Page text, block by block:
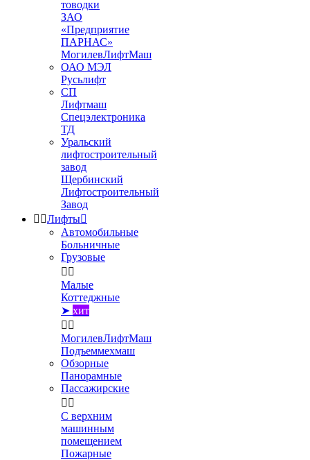
товодки
ЗАО
«Предприятие
ПАРНАС»
МогилевЛифтМаш
ОАО МЭЛ
Русьлифт
СП
Лифтмаш
Спецэлектроника
ТД
Уральский
лифтостроительный
завод
Щербинский
Лифтостроительный
Завод
 Лифты
Автомобильные
Больничные
Грузовые
 
Малые
Коттеджные
➤ хит
 
МогилевЛифтМаш
Подъеммехмаш
Обзорные
Панорамные
Пассажирские
 
С верхним
машинным
помещением
Пожарные